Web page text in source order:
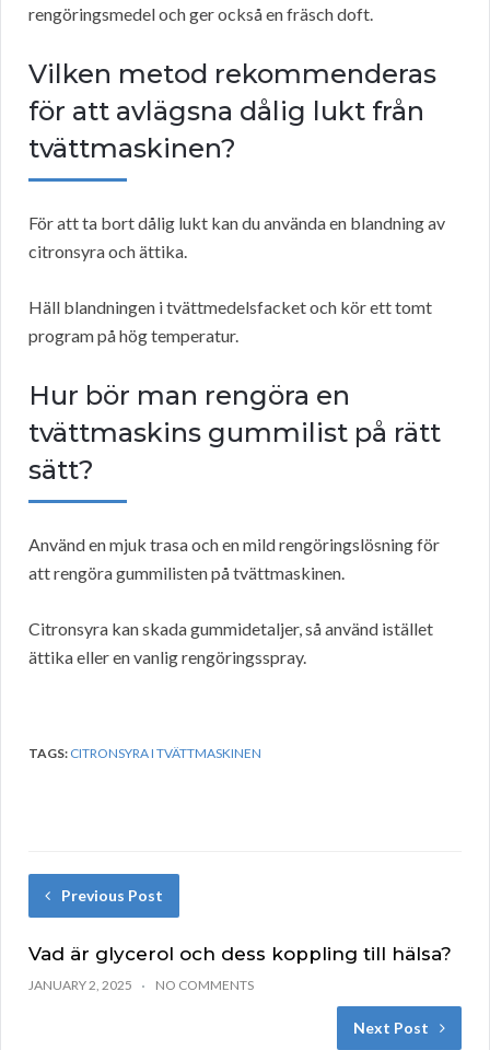
rengöringsmedel och ger också en fräsch doft.
Vilken metod rekommenderas
för att avlägsna dålig lukt från
tvättmaskinen?
För att ta bort dålig lukt kan du använda en blandning av
citronsyra och ättika.
Häll blandningen i tvättmedelsfacket och kör ett tomt
program på hög temperatur.
Hur bör man rengöra en
tvättmaskins gummilist på rätt
sätt?
Använd en mjuk trasa och en mild rengöringslösning för
att rengöra gummilisten på tvättmaskinen.
Citronsyra kan skada gummidetaljer, så använd istället
ättika eller en vanlig rengöringsspray.
TAGS: CITRONSYRA I TVÄTTMASKINEN
Previous Post
Vad är glycerol och dess koppling till hälsa?
JANUARY 2, 2025 NO COMMENTS
Next Post